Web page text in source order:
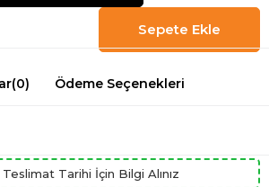
(0) Ödeme Seçenekleri
Tarihi İçin Bilgi Alınız